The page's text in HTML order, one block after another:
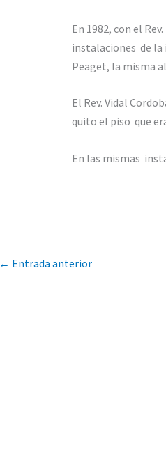
En 1982, con el
instalaciones de la
Peaget, la misma
El Rev. Vidal
quito el piso que
En las mismas
← Entrada anterior